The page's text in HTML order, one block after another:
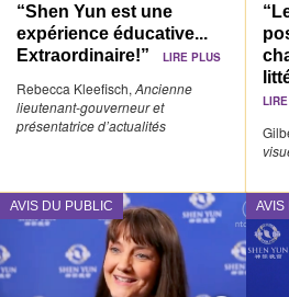
“Shen Yun est une
expérience éducative...
Extraordinaire!”
LIRE PLUS
Rebecca Kleefisch, Ancienne
lieutenant-gouverneur et
présentatrice d’actualités
AVIS DU PUBLIC AVIS